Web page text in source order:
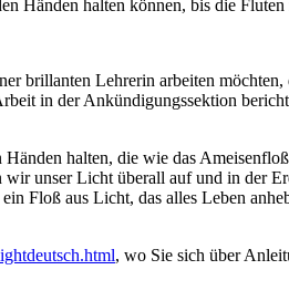
Händen halten können, bis die Fluten
brillanten Lehrerin arbeiten
in der Ankündigungssektion
halten, die wie das
unser Licht überall auf und in der
Floß aus Licht, das alles Leben
, wo Sie sich über